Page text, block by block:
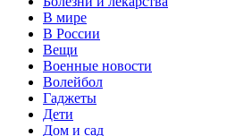
В мире
В России
Вещи
Военные новости
Волейбол
Гаджеты
Дети
Дом и сад